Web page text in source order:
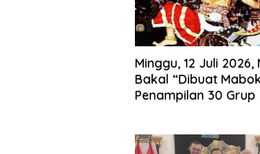
Minggu, 12 Juli 2026,
Bakal “Dibuat
Penampilan 30